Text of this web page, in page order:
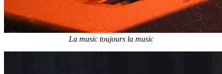
La music toujours la music